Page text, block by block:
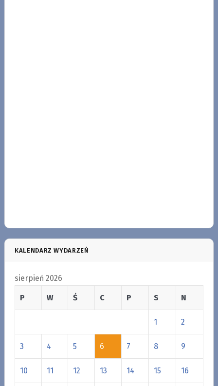
KALENDARZ WYDARZEŃ
sierpień 2026
P W Ś C P S N
1 2
3 4 5 6 7 8 9
10 11 12 13 14 15 16